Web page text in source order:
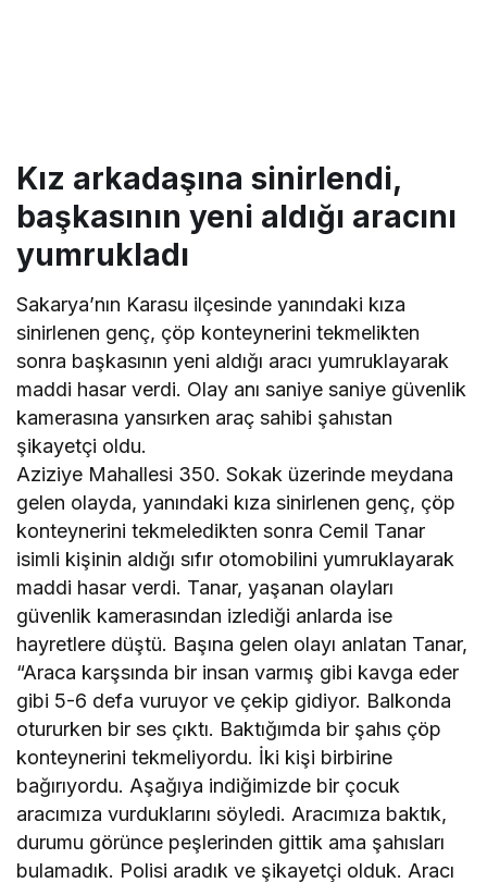
Kız arkadaşına sinirlendi,
başkasının yeni aldığı aracını
yumrukladı
Sakarya’nın Karasu ilçesinde yanındaki kıza
sinirlenen genç, çöp konteynerini tekmelikten
sonra başkasının yeni aldığı aracı yumruklayarak
maddi hasar verdi. Olay anı saniye saniye güvenlik
kamerasına yansırken araç sahibi şahıstan
şikayetçi oldu.
Aziziye Mahallesi 350. Sokak üzerinde meydana
gelen olayda, yanındaki kıza sinirlenen genç, çöp
konteynerini tekmeledikten sonra Cemil Tanar
isimli kişinin aldığı sıfır otomobilini yumruklayarak
maddi hasar verdi. Tanar, yaşanan olayları
güvenlik kamerasından izlediği anlarda ise
hayretlere düştü. Başına gelen olayı anlatan Tanar,
“Araca karşsında bir insan varmış gibi kavga eder
gibi 5-6 defa vuruyor ve çekip gidiyor. Balkonda
otururken bir ses çıktı. Baktığımda bir şahıs çöp
konteynerini tekmeliyordu. İki kişi birbirine
bağırıyordu. Aşağıya indiğimizde bir çocuk
aracımıza vurduklarını söyledi. Aracımıza baktık,
durumu görünce peşlerinden gittik ama şahısları
bulamadık. Polisi aradık ve şikayetçi olduk. Aracı